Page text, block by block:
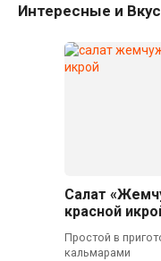
Интересные и
Салат
красной
Простой в
кальмарами